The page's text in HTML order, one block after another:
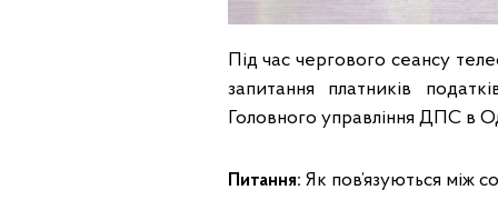
Під час чергового сеансу
запитання платників
Головного управління ДПС в
Питання: Як пов’язуються між